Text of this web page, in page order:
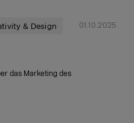
& Design 01.10.2025